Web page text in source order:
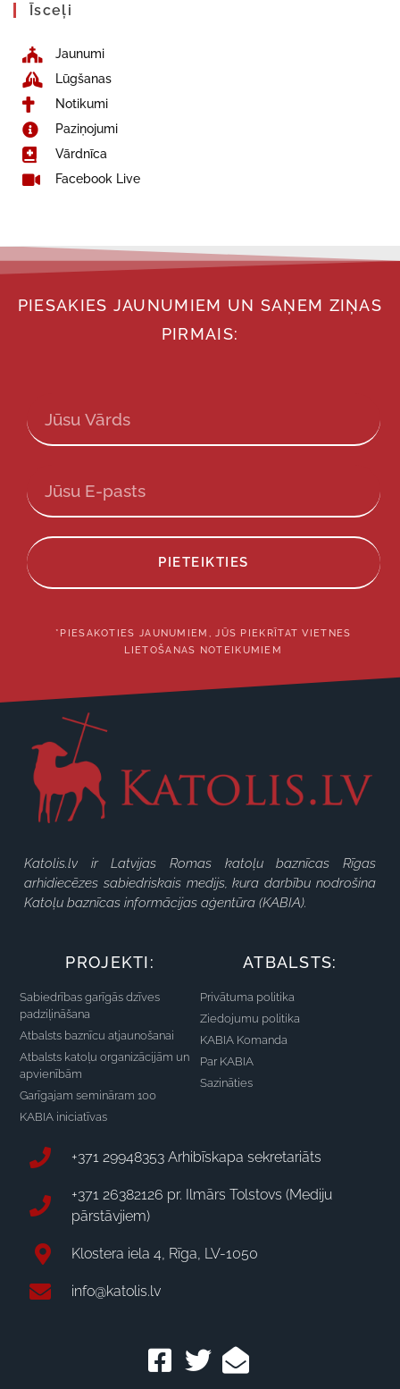
Īsceļi
Jaunumi
Lūgšanas
Notikumi
Paziņojumi
Vārdnīca
Facebook Live
PIESAKIES JAUNUMIEM UN SAŅEM ZIŅAS
PIRMAIS:
PIETEIKTIES
*PIESAKOTIES JAUNUMIEM, JŪS PIEKRĪTAT VIETNES
LIETOŠANAS NOTEIKUMIEM
Katolis.lv ir Latvijas Romas katoļu baznīcas Rīgas
arhidiecēzes sabiedriskais medijs, kura darbību nodrošina
Katoļu baznīcas informācijas aģentūra (KABIA).
PROJEKTI:
Sabiedrības garīgās dzīves
padziļināšana
Atbalsts baznīcu atjaunošanai
Atbalsts katoļu organizācijām un
apvienībām
Garīgajam semināram 100
KABIA iniciatīvas
ATBALSTS:
Privātuma politika
Ziedojumu politika
KABIA Komanda
Par KABIA
Sazināties
+371 29948353 Arhibīskapa sekretariāts
+371 26382126 pr. Ilmārs Tolstovs (Mediju
pārstāvjiem)
Klostera iela 4, Rīga, LV-1050
info@katolis.lv